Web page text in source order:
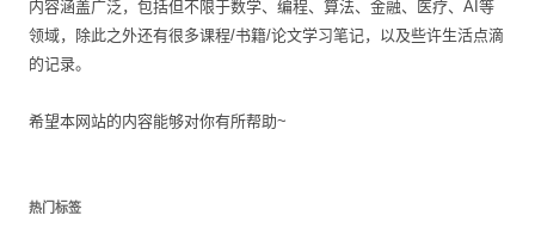
内容涵盖广泛，包括但不限于数学、编程、算法、金融、医疗、AI等
领域，除此之外还有很多课程/书籍/论文学习笔记，以及些许生活点滴
的记录。
希望本网站的内容能够对你有所帮助~
热门标签